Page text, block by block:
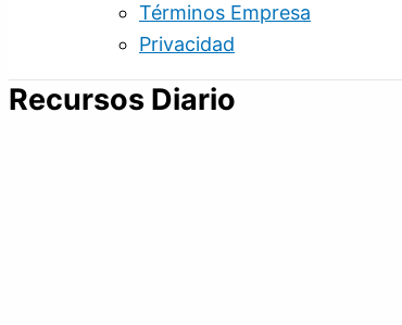
Términos Empresa
Privacidad
Recursos Diario